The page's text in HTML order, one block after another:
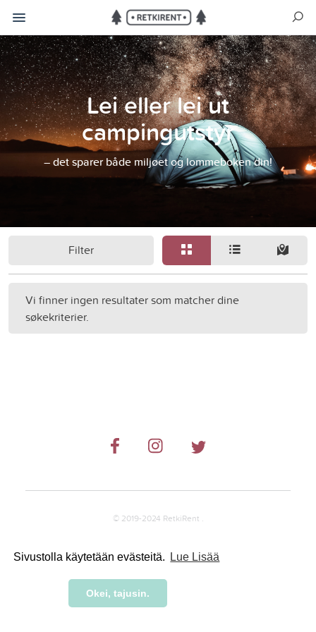
Sivustolla käytetään evästeitä. Lue Lisää
Okei, tajusin.
Lei eller lei ut
campingutstyr
– det sparer både miljøet og lommeboken din!
Filter
Vi finner ingen resultater som matcher dine
søkekriterier.
© 2019-2024 RetkiRent .